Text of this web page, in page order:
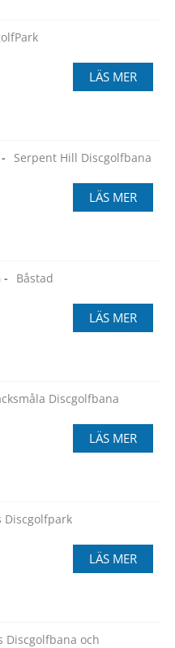
LÄS MER
Serpent Hill Discgolfbana
LÄS MER
- Båstad
LÄS MER
Discgolfbana
LÄS MER
Discgolfpark
LÄS MER
Discgolfbana och